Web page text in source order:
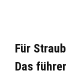
Für
Das